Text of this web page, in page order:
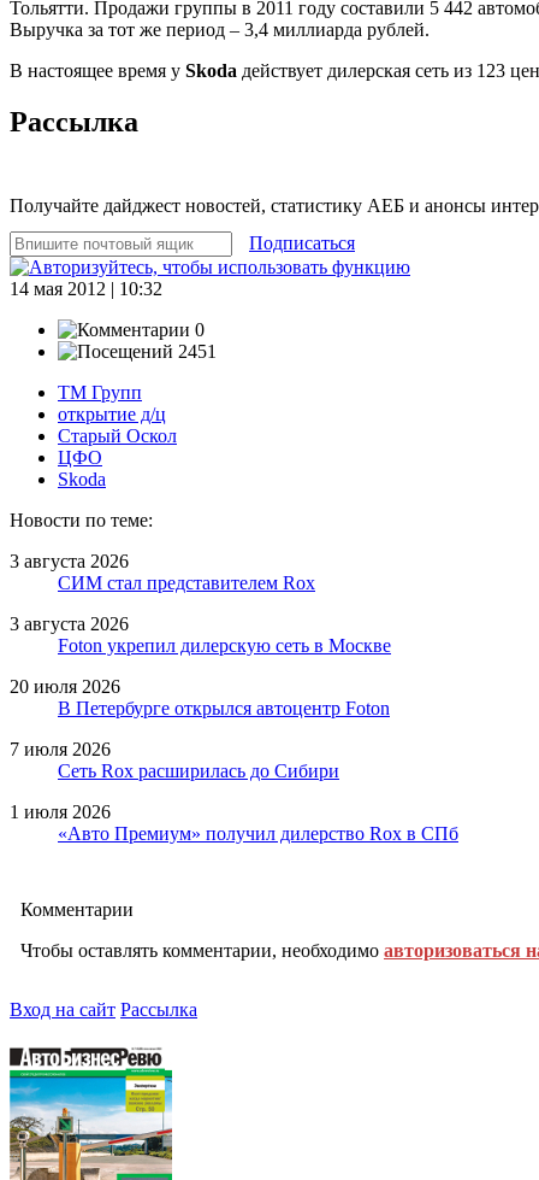
Тольятти. Продажи группы в 2011 году составили 5 442
Выручка за тот же период – 3,4 миллиарда рублей.
В настоящее время у Skoda действует дилерская сеть из 123
Рассылка
Получайте дайджест новостей, статистику АЕБ и анонсы
Подписаться
14 мая 2012 | 10:32
0
2451
ТМ Групп
открытие д/ц
Старый Оскол
ЦФО
Skoda
Новости по теме:
3 августа 2026
СИМ стал представителем Rox
3 августа 2026
Foton укрепил дилерскую сеть в Москве
20 июля 2026
В Петербурге открылся автоцентр Foton
7 июля 2026
Сеть Rox расширилась до Сибири
1 июля 2026
«Авто Премиум» получил дилерство Rox в СПб
Комментарии
Чтобы оставлять комментарии, необходимо авторизоваться
Вход на сайт Рассылка